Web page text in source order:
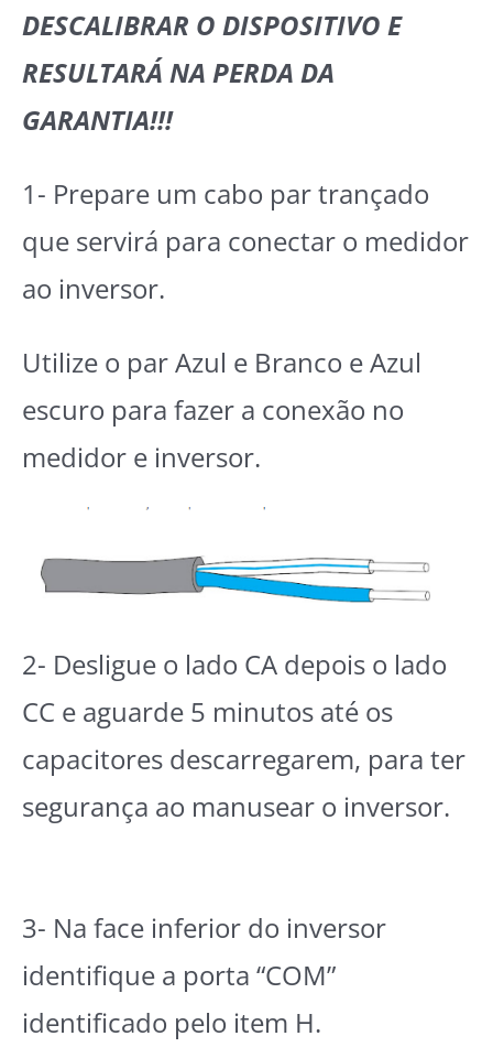
DESCALIBRAR O DISPOSITIVO E
RESULTARÁ NA PERDA DA
GARANTIA!!!
1- Prepare um cabo par trançado
que servirá para conectar o medidor
ao inversor.
Utilize o par Azul e Branco e Azul
escuro para fazer a conexão no
medidor e inversor.
2- Desligue o lado CA depois o lado
CC e aguarde 5 minutos até os
capacitores descarregarem, para ter
segurança ao manusear o inversor.
3- Na face inferior do inversor
identifique a porta “COM”
identificado pelo item H.